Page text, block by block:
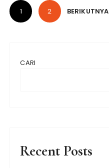
P
a
1 2 BERIKUTNYA
CARI
Recent Posts